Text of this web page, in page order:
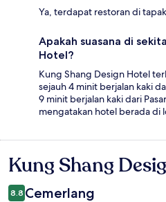
Ya, terdapat restoran di
Apakah suasana di
Hotel?
Kung Shang Design Hotel
sejauh 4 minit berjalan kaki
9 minit berjalan kaki dari
mengatakan hotel berada di
Ulasan
Kung Shang
8.8 Cemerlang